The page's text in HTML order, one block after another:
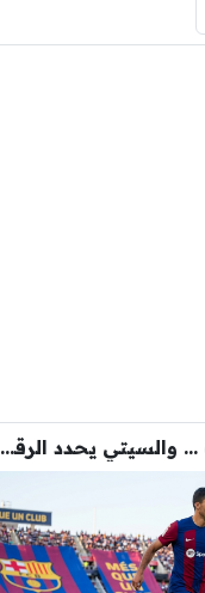
عرض برشلونة يقترب … والسيتي يحدد الرقم النهائي لبيع رودري